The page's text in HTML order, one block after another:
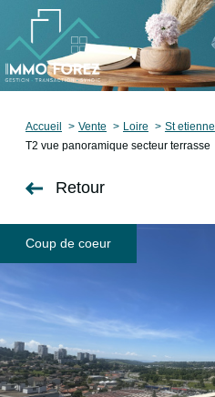
Accueil
0
Accueil Vente Loire St etienne
T2 vue panoramique secteur terrasse
Retour
Coup de coeur